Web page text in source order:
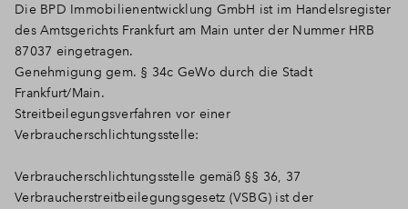
Die BPD Immobilienentwicklung GmbH ist im Handelsregister
des Amtsgerichts Frankfurt am Main unter der Nummer HRB
87037 eingetragen.
Genehmigung gem. § 34c GeWo durch die Stadt
Frankfurt/Main.
Streitbeilegungsverfahren vor einer
Verbraucherschlichtungsstelle:
Verbraucherschlichtungsstelle gemäß §§ 36, 37
Verbraucherstreitbeilegungsgesetz (VSBG) ist der